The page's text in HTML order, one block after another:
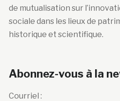
de mutualisation sur
sociale dans les lieux de
historique et scientifique.
Abonnez-vous à la
Courriel :